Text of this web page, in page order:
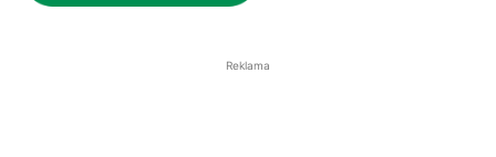
Reklama